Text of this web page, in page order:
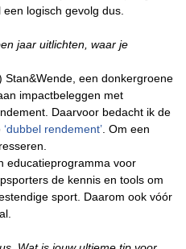
logisch gevolg dus.
jaar uitlichten, waar je
een donkergroene
impactbeleggen met
Daarvoor bedacht ik de
‘dubbel rendement’ . Om een
educatieprogramma voor
de kennis en tools om
sport. Daarom ook vóór